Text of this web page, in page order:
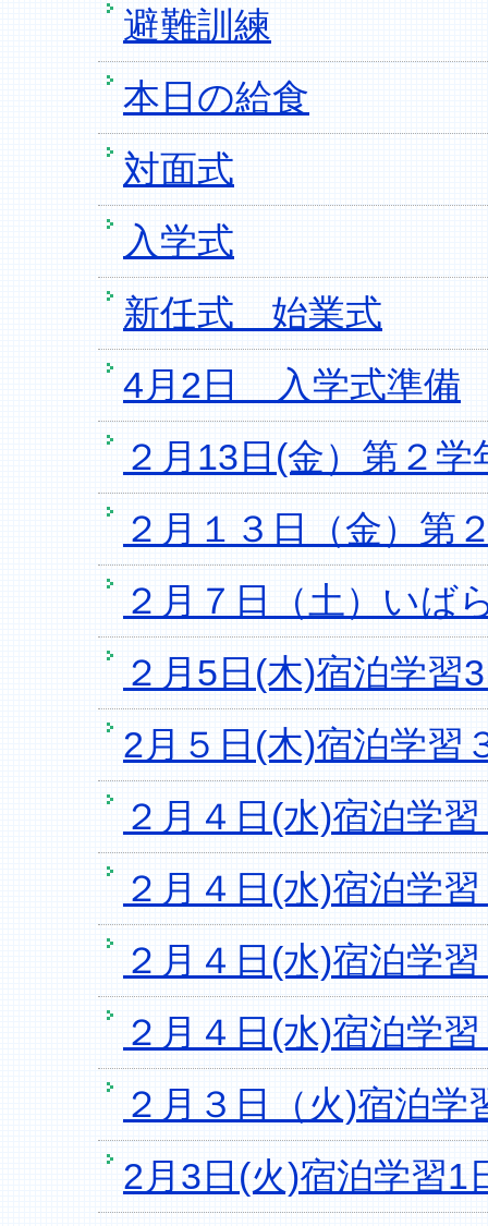
避難訓練
本日の給食
対面式
入学式
新任式 始業式
4月2日 入学式準備
２月13日(金）第２
２月１３日（金）
２月７日（土）い
２月5日(木)宿泊学習
2月５日(木)宿泊学習
２月４日(水)宿泊学
２月４日(水)宿泊学
２月４日(水)宿泊学
２月４日(水)宿泊学
２月３日（火)宿泊学
2月3日(火)宿泊学習1